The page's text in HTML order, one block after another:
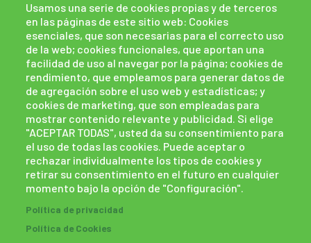
Usamos una serie de cookies propias y de terceros
en las páginas de este sitio web: Cookies
esenciales, que son necesarias para el correcto uso
de la web; cookies funcionales, que aportan una
facilidad de uso al navegar por la página; cookies de
rendimiento, que empleamos para generar datos de
de agregación sobre el uso web y estadísticas; y
cookies de marketing, que son empleadas para
mostrar contenido relevante y publicidad. Si elige
"ACEPTAR TODAS", usted da su consentimiento para
el uso de todas las cookies. Puede aceptar o
rechazar individualmente los tipos de cookies y
retirar su consentimiento en el futuro en cualquier
momento bajo la opción de "Configuración".
Política de privacidad
Política de Cookies
Política de cookies
Políticas de privacidad
Canal de denuncias